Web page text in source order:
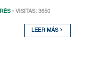
• VISITAS: 3650
LEER MÁS